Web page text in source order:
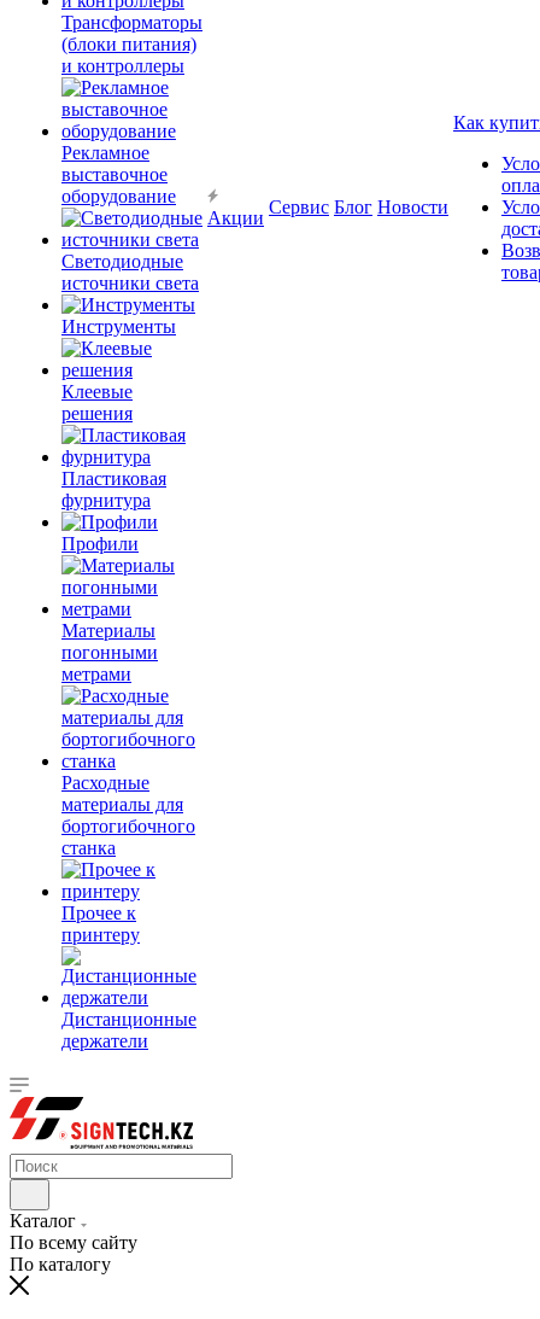
Трансформаторы
(блоки питания)
и контроллеры
Рекламное
выставочное
оборудование
Светодиодные
источники света
Инструменты
Клеевые
решения
Пластиковая
фурнитура
Профили
Материалы
погонными
метрами
Расходные
материалы для
бортогибочного
станка
Прочее к
принтеру
Дистанционные
держатели
Акции
Сервис Блог Новости
Как
Каталог
По всему сайту
По каталогу